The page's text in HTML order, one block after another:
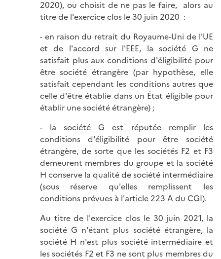
2020), ou choisit de ne pas le faire, alors au
titre de l'exercice clos le 30 juin 2020 :
- en raison du retrait du Royaume-Uni de l'UE
et de l'accord sur l'EEE, la société G ne
satisfait plus aux conditions d'éligibilité pour
être société étrangère (par hypothèse, elle
satisfait cependant les conditions autres que
celle d'être établie dans un État éligible pour
établir une société étrangère) ;
- la société G est réputée remplir les
conditions d'éligibilité pour être société
étrangère, de sorte que les sociétés F2 et F3
demeurent membres du groupe et la société
H conserve la qualité de société intermédiaire
(sous réserve qu'elles remplissent les
conditions prévues à l'article 223 A du CGI).
Au titre de l'exercice clos le 30 juin 2021, la
société G n'étant plus société étrangère, la
société H n'est plus société intermédiaire et
les sociétés F2 et F3 ne sont plus membres du